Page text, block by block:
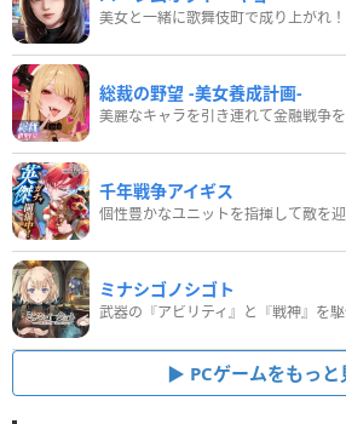
美女と一緒に歌舞伎町で成り上がれ！
総裁の野望 -美女養成計画-
美麗なキャラを引き連れて金融戦争
千年戦争アイギス
個性豊かなユニットを指揮して敵を迎
ミナシゴノシゴト
PCゲームをもっと